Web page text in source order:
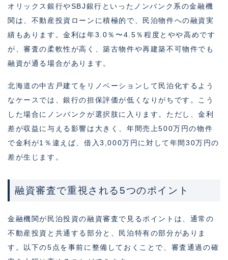
オリックス銀行やSBJ銀行といったノンバンク系の金融機
関は、不動産投資ローンに積極的で、民泊物件への融資実
績もあります。金利は年3.0％〜4.5％程度とやや高めです
が、審査の柔軟性が高く、築古物件や再建築不可物件でも
融資が通る場合があります。
北海道の中古戸建てをリノベーションして民泊化するよう
なケースでは、銀行の担保評価が低くなりがちです。こう
した場合にノンバンクが選択肢に入ります。ただし、金利
差が収益に与える影響は大きく、年間売上500万円の物件
で金利が1％違えば、借入3,000万円に対して年間30万円の
差が生じます。
融資審査で重視される5つのポイント
金融機関が民泊投資の融資審査で見るポイントは、通常の
不動産投資と共通する部分と、民泊特有の部分がありま
す。以下の5点を事前に整備しておくことで、審査通過の確